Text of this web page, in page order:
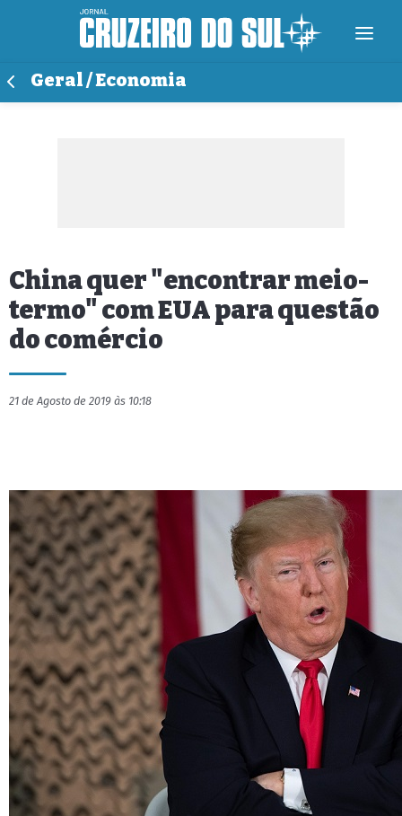
Geral / Economia
China quer "encontrar meio-
termo" com EUA para questão
do comércio
21 de Agosto de 2019 às 10:18